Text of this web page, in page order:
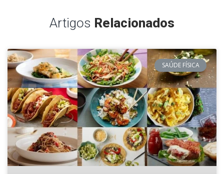
Artigos Relacionados
SAÚDE FÍSICA